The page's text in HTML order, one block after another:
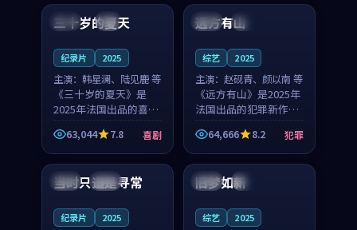
朴艺珍领衔，沐子瑜担
任重要角色，郑书延的
重要角色，谢承南的
法国 4K
三十岁的夏天
纪录片 2025
主演： 韩星澜、陆见鹿 等
《三十岁的夏天》是
2025年法国出品的喜剧
新作，主创团队希望用
深夜电台的故事让观众
停下来想一想。韩星澜
角色，山田纯一的叙事
63,044 7.8 喜剧
法国 独播
远方有山
综艺 2025
主演： 赵砚青、颜以南 等
《远方有山》是2025年
法国出品的犯罪新作，
主创团队希望用高校追
梦的故事让观众停下来
想一想。赵砚青领衔，
颜以南担任重要角色，
山田纯一的叙事节奏
64,666 8.2 犯罪
泰国 杜比
当时只道是寻常
纪录片 2025
中国 高分
旧梦如新
综艺 2025